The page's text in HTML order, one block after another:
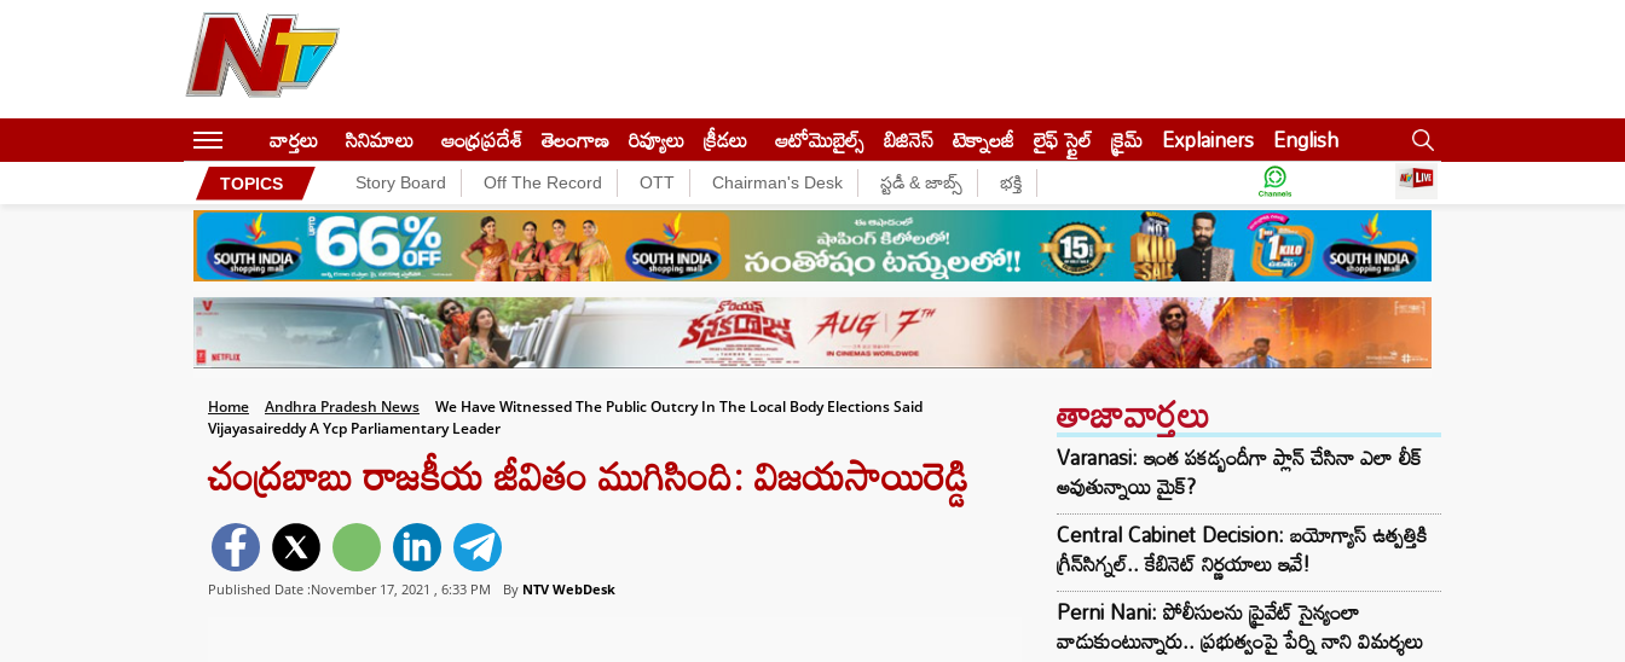
వార్తలు సినిమాలు ఆంధ్రప్రదేశ్ తెలంగాణ రివ్యూలు క్రీడలు ఆటోమొబైల్స్ బిజినెస్‌ టెక్నాలజీ లైఫ్ స్టైల్ క్రైమ్ Explainers English
TOPICS Story Board Off The Record OTT Chairman's Desk స్టడీ & జాబ్స్ భక్తి
Home Andhra Pradesh News
We Have Witnessed The Public Outcry In The Local Body Elections Said
Vijayasaireddy A Ycp Parliamentary Leader
చంద్రబాబు రాజకీయ జీవితం ముగిసింది: విజయసాయిరెడ్డి
Published Date :November 17, 2021 , 6:33 PM By NTV WebDesk
తాజావార్తలు
Varanasi: ఇంత పకడ్బందీగా ప్లాన్ చేసినా ఎలా లీక్
అవుతున్నాయి మైక్?
Central Cabinet Decision: బయోగ్యాస్ ఉత్పత్తికి
గ్రీన్‌సిగ్నల్.. కేబినెట్ నిర్ణయాలు ఇవే!
Perni Nani: పోలీసులను ప్రైవేట్ సైన్యంలా
వాడుకుంటున్నారు.. ప్రభుత్వంపై పేర్ని నాని విమర్శలు